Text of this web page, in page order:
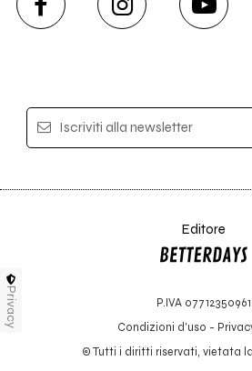
Iscriviti alla newsletter
Editore
P.IVA 07712350961
Condizioni d'uso -
© Tutti i diritti riservati, vietata
Privacy